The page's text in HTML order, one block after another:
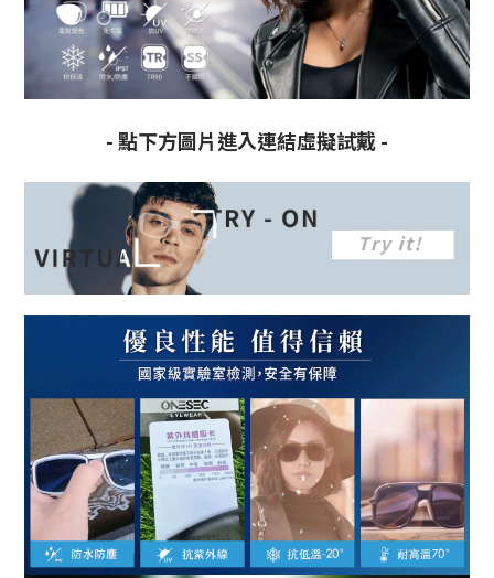
- 點下方圖片進入連結虛擬試戴 -